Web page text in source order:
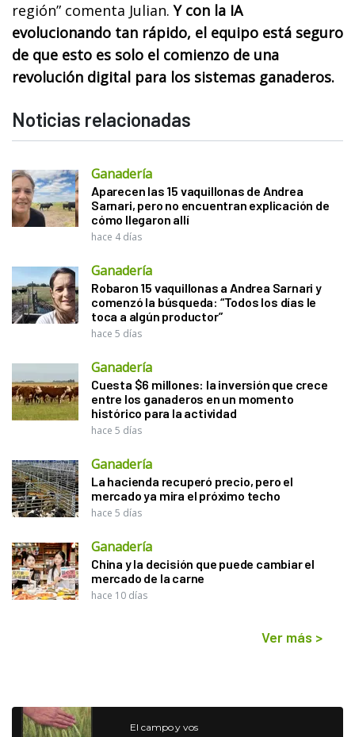
región” comenta Julian.Y con la IA
evolucionando tan rápido, el equipo está seguro
de que esto es solo el comienzo de una
revolución digital para los sistemas ganaderos.
Noticias relacionadas
Ganadería
Aparecen las 15 vaquillonas de Andrea
Sarnari, pero no encuentran explicación de
cómo llegaron allí
hace 4 días
Ganadería
Robaron 15 vaquillonas a Andrea Sarnari y
comenzó la búsqueda: “Todos los días le
toca a algún productor”
hace 5 días
Ganadería
Cuesta $6 millones: la inversión que crece
entre los ganaderos en un momento
histórico para la actividad
hace 5 días
Ganadería
La hacienda recuperó precio, pero el
mercado ya mira el próximo techo
hace 5 días
Ganadería
China y la decisión que puede cambiar el
mercado de la carne
hace 10 días
Ver más >
El campo y vos